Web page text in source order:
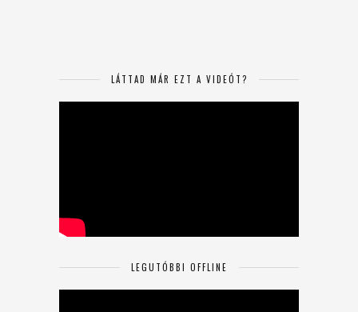
LÁTTAD MÁR EZT A VIDEÓT?
LEGUTÓBBI OFFLINE